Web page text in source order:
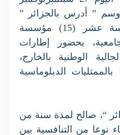
وسم ” أدرس بالجزائر ”
نجمة_واحدة، لخمسة عشر (15) مؤسسة
بحضور إطارات
الوطنية بالخارج،
ملحقا بالممثليات الدبلوماسية
“، صالح لمدة سنة من
نوعا من التنافسية بين